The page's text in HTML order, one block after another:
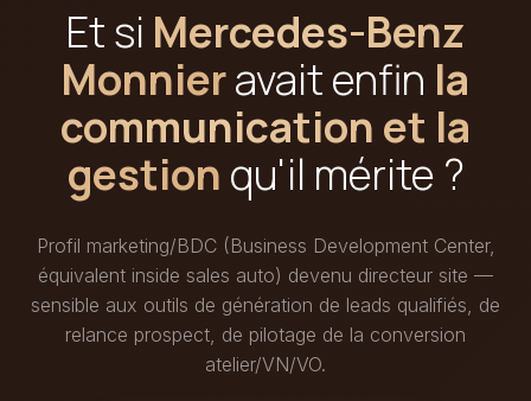
Et si Mercedes-Benz
Monnieravait enfin la
communication et la
gestion qu'il mérite ?
Profil marketing/BDC (Business Development Center,
équivalent inside sales auto) devenu directeur site —
sensible aux outils de génération de leads qualifiés, de
relance prospect, de pilotage de la conversion
atelier/VN/VO.